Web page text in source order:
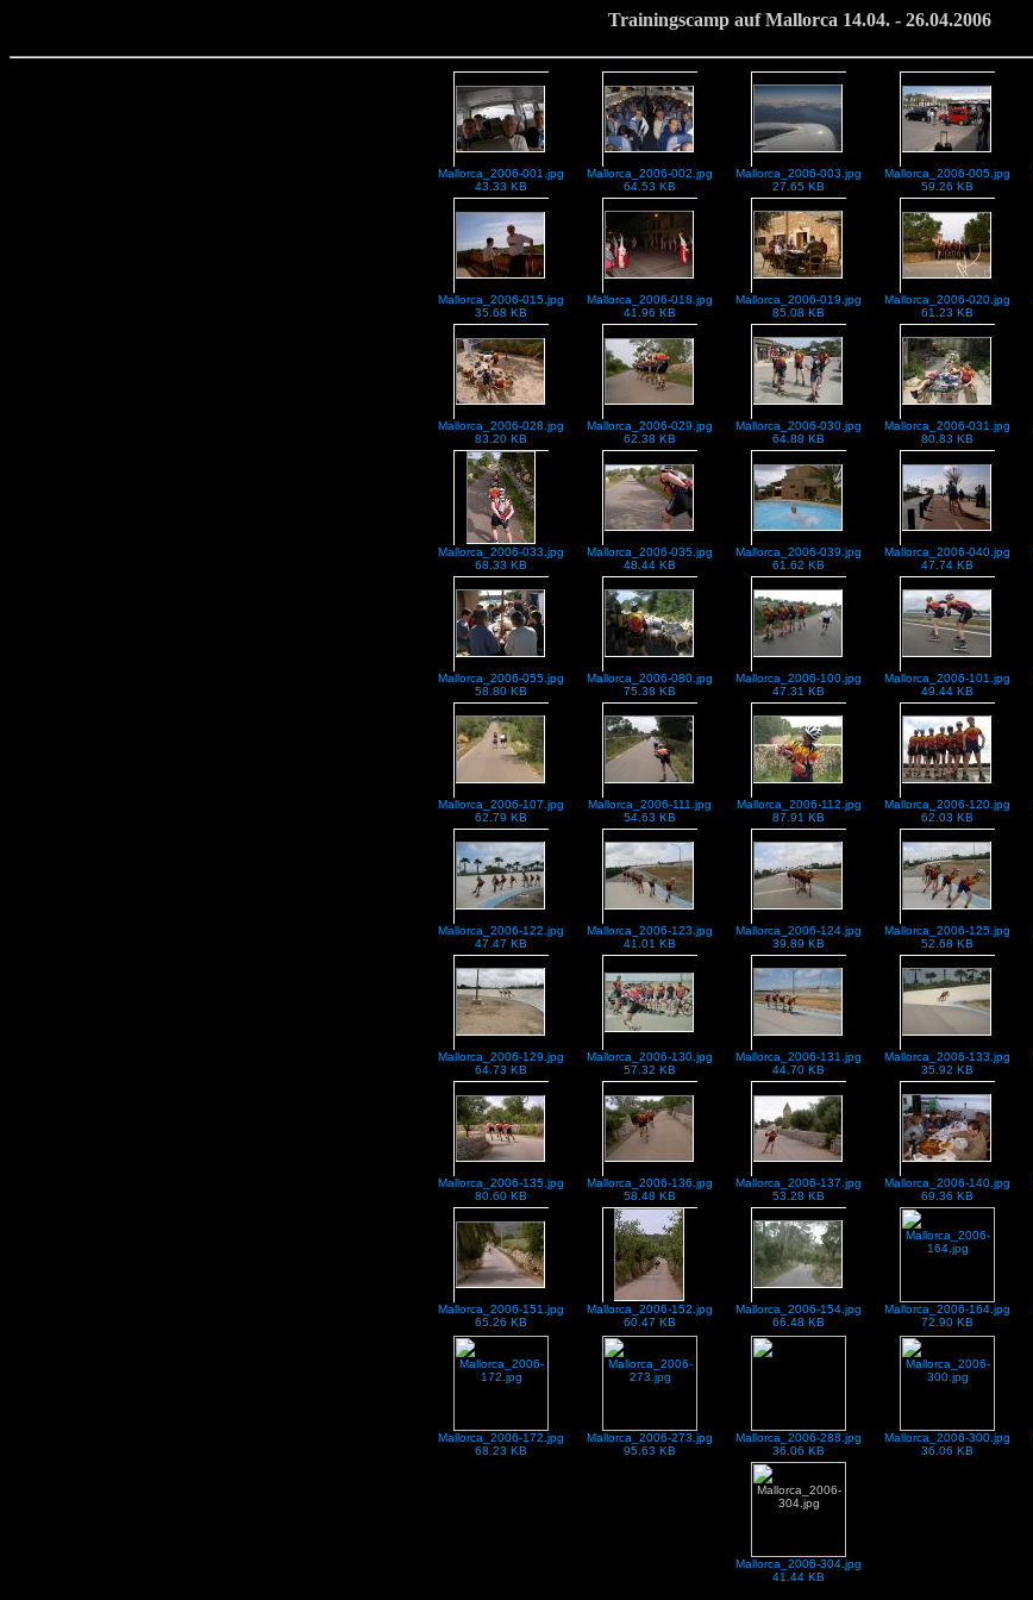
Trainingscamp auf Mallorca 14.04. - 26.04.2006
Mallorca_2006-001.jpg
43.33 KB
Mallorca_2006-002.jpg
64.53 KB
Mallorca_2006-003.jpg
27.65 KB
Mallorca_2006-005.jpg
59.26 KB
Mallorca_2006-015.jpg
35.68 KB
Mallorca_2006-018.jpg
41.96 KB
Mallorca_2006-019.jpg
85.08 KB
Mallorca_2006-020.jpg
61.23 KB
Mallorca_2006-028.jpg
83.20 KB
Mallorca_2006-029.jpg
62.38 KB
Mallorca_2006-030.jpg
64.88 KB
Mallorca_2006-031.jpg
80.83 KB
Mallorca_2006-033.jpg
68.33 KB
Mallorca_2006-035.jpg
48.44 KB
Mallorca_2006-039.jpg
61.62 KB
Mallorca_2006-040.jpg
47.74 KB
Mallorca_2006-055.jpg
58.80 KB
Mallorca_2006-080.jpg
75.38 KB
Mallorca_2006-100.jpg
47.31 KB
Mallorca_2006-101.jpg
49.44 KB
Mallorca_2006-107.jpg
62.79 KB
Mallorca_2006-111.jpg
54.63 KB
Mallorca_2006-112.jpg
87.91 KB
Mallorca_2006-120.jpg
62.03 KB
Mallorca_2006-122.jpg
47.47 KB
Mallorca_2006-123.jpg
41.01 KB
Mallorca_2006-124.jpg
39.89 KB
Mallorca_2006-125.jpg
52.68 KB
Mallorca_2006-129.jpg
64.73 KB
Mallorca_2006-130.jpg
57.32 KB
Mallorca_2006-131.jpg
44.70 KB
Mallorca_2006-133.jpg
35.92 KB
Mallorca_2006-135.jpg
80.60 KB
Mallorca_2006-136.jpg
58.48 KB
Mallorca_2006-137.jpg
53.28 KB
Mallorca_2006-140.jpg
69.36 KB
Mallorca_2006-151.jpg
65.26 KB
Mallorca_2006-152.jpg
60.47 KB
Mallorca_2006-154.jpg
66.48 KB
Mallorca_2006-164.jpg
72.90 KB
Mallorca_2006-172.jpg
68.23 KB
Mallorca_2006-273.jpg
95.63 KB
Mallorca_2006-288.jpg
36.06 KB
Mallorca_2006-300.jpg
36.06 KB
Mallorca_2006-304.jpg
41.44 KB